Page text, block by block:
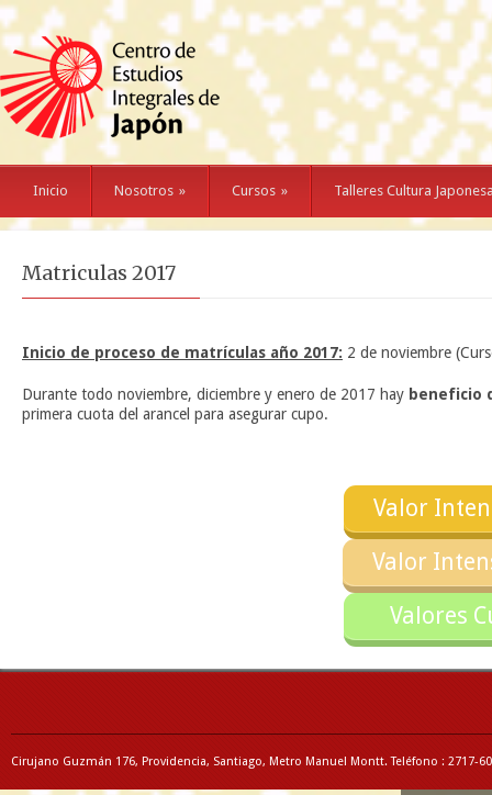
Inicio Nosotros » Cursos » Talleres Cultura
Matriculas 2017
Inicio de proceso de matrículas año 2017: 2 de noviembre
Durante todo noviembre, diciembre y enero de 2017 hay beneficio
primera cuota del arancel para asegurar cupo.
Valor
Valor
Valores
Cirujano Guzmán 176, Providencia, Santiago, Metro Manuel Montt. Teléfono : 2717-